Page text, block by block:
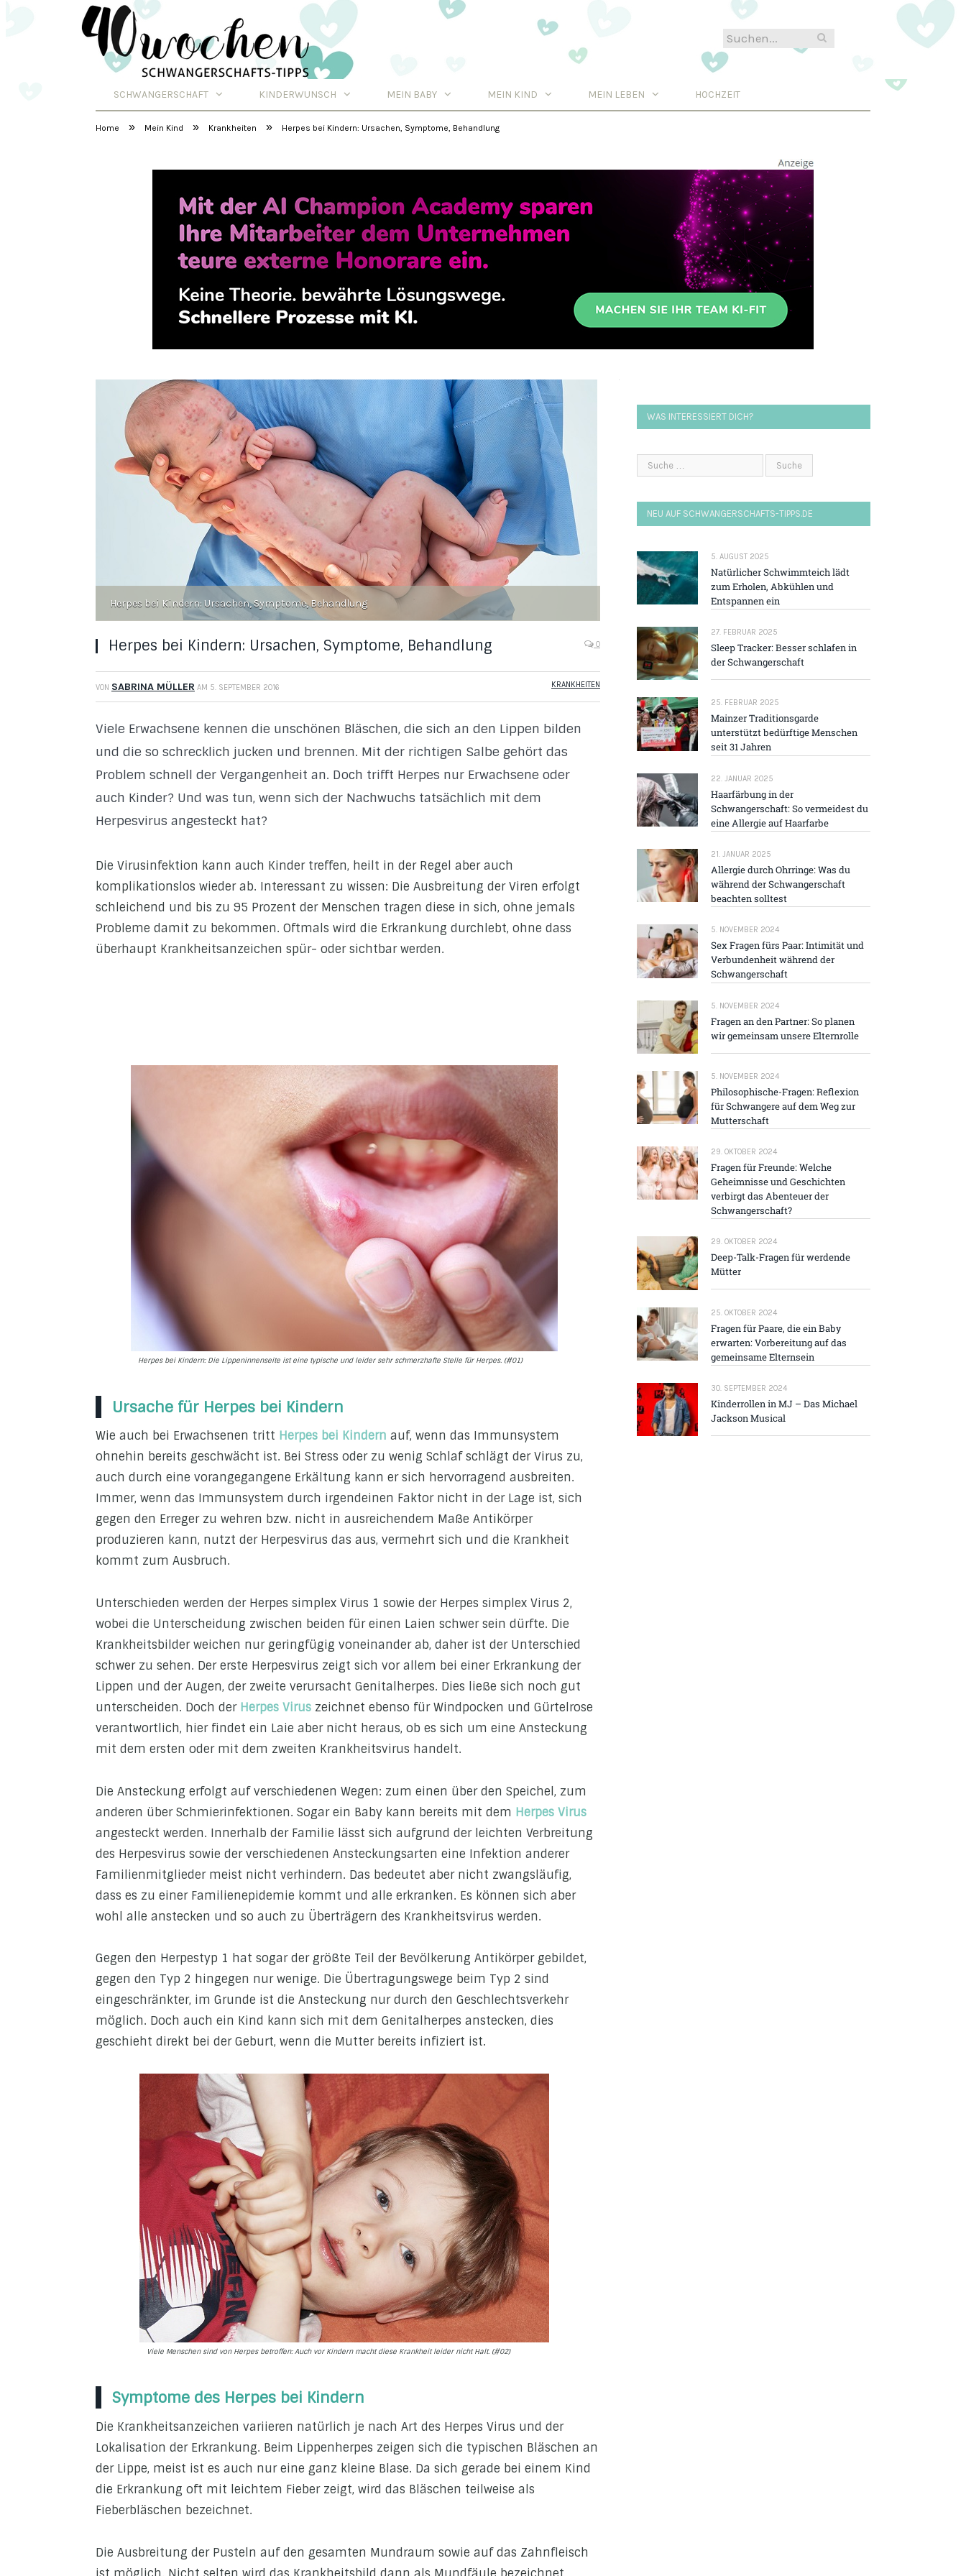
SchwangerschaftsTipps
SCHWANGERSCHAFT KINDERWUNSCH MEIN BABY MEIN KIND MEIN LEBEN HOCHZEIT
Home » Mein Kind » Krankheiten » Herpes bei Kindern: Ursachen, Symptome, Behandlung
Herpes bei Kindern: Ursachen, Symptome, Behandlung
Herpes bei Kindern: Ursachen, Symptome, Behandlung 0
VON SABRINA MÜLLER AM 5. SEPTEMBER 2016 KRANKHEITEN
Viele Erwachsene kennen die unschönen Bläschen, die sich an den Lippen bilden
und die so schrecklich jucken und brennen. Mit der richtigen Salbe gehört das
Problem schnell der Vergangenheit an. Doch trifft Herpes nur Erwachsene oder
auch Kinder? Und was tun, wenn sich der Nachwuchs tatsächlich mit dem
Herpesvirus angesteckt hat?
Die Virusinfektion kann auch Kinder treffen, heilt in der Regel aber auch
komplikationslos wieder ab. Interessant zu wissen: Die Ausbreitung der Viren erfolgt
schleichend und bis zu 95 Prozent der Menschen tragen diese in sich, ohne jemals
Probleme damit zu bekommen. Oftmals wird die Erkrankung durchlebt, ohne dass
überhaupt Krankheitsanzeichen spür- oder sichtbar werden.
Herpes bei Kindern: Die Lippeninnenseite ist eine typische und leider sehr schmerzhafte Stelle für Herpes. (#01)
Ursache für Herpes bei Kindern
Wie auch bei Erwachsenen tritt Herpes bei Kindern auf, wenn das Immunsystem
ohnehin bereits geschwächt ist. Bei Stress oder zu wenig Schlaf schlägt der Virus zu,
auch durch eine vorangegangene Erkältung kann er sich hervorragend ausbreiten.
Immer, wenn das Immunsystem durch irgendeinen Faktor nicht in der Lage ist, sich
gegen den Erreger zu wehren bzw. nicht in ausreichendem Maße Antikörper
produzieren kann, nutzt der Herpesvirus das aus, vermehrt sich und die Krankheit
kommt zum Ausbruch.
Unterschieden werden der Herpes simplex Virus 1 sowie der Herpes simplex Virus 2,
wobei die Unterscheidung zwischen beiden für einen Laien schwer sein dürfte. Die
Krankheitsbilder weichen nur geringfügig voneinander ab, daher ist der Unterschied
schwer zu sehen. Der erste Herpesvirus zeigt sich vor allem bei einer Erkrankung der
Lippen und der Augen, der zweite verursacht Genitalherpes. Dies ließe sich noch gut
unterscheiden. Doch der Herpes Virus zeichnet ebenso für Windpocken und Gürtelrose
verantwortlich, hier findet ein Laie aber nicht heraus, ob es sich um eine Ansteckung
mit dem ersten oder mit dem zweiten Krankheitsvirus handelt.
Die Ansteckung erfolgt auf verschiedenen Wegen: zum einen über den Speichel, zum
anderen über Schmierinfektionen. Sogar ein Baby kann bereits mit dem Herpes Virus
angesteckt werden. Innerhalb der Familie lässt sich aufgrund der leichten Verbreitung
des Herpesvirus sowie der verschiedenen Ansteckungsarten eine Infektion anderer
Familienmitglieder meist nicht verhindern. Das bedeutet aber nicht zwangsläufig,
dass es zu einer Familienepidemie kommt und alle erkranken. Es können sich aber
wohl alle anstecken und so auch zu Überträgern des Krankheitsvirus werden.
Gegen den Herpestyp 1 hat sogar der größte Teil der Bevölkerung Antikörper gebildet,
gegen den Typ 2 hingegen nur wenige. Die Übertragungswege beim Typ 2 sind
eingeschränkter, im Grunde ist die Ansteckung nur durch den Geschlechtsverkehr
möglich. Doch auch ein Kind kann sich mit dem Genitalherpes anstecken, dies
geschieht direkt bei der Geburt, wenn die Mutter bereits infiziert ist.
Viele Menschen sind von Herpes betroffen: Auch vor Kindern macht diese Krankheit leider nicht Halt. (#02)
Symptome des Herpes bei Kindern
Die Krankheitsanzeichen variieren natürlich je nach Art des Herpes Virus und der
Lokalisation der Erkrankung. Beim Lippenherpes zeigen sich die typischen Bläschen an
der Lippe, meist ist es auch nur eine ganz kleine Blase. Da sich gerade bei einem Kind
die Erkrankung oft mit leichtem Fieber zeigt, wird das Bläschen teilweise als
Fieberbläschen bezeichnet.
Die Ausbreitung der Pusteln auf den gesamten Mundraum sowie auf das Zahnfleisch
WAS INTERESSIERT DICH?
NEU AUF SCHWANGERSCHAFTS-TIPPS.DE
5. AUGUST 2025
Natürlicher Schwimmteich lädt
zum Erholen, Abkühlen und
Entspannen ein
27. FEBRUAR 2025
Sleep Tracker: Besser schlafen in
der Schwangerschaft
25. FEBRUAR 2025
Mainzer Traditions­garde
unterstützt bedürftige Menschen
seit 31 Jahren
22. JANUAR 2025
Haarfärbung in der
Schwangerschaft: So vermeidest du
eine Allergie auf Haarfarbe
21. JANUAR 2025
Allergie durch Ohrringe: Was du
während der Schwangerschaft
beachten solltest
5. NOVEMBER 2024
Sex Fragen fürs Paar: Intimität und
Verbundenheit während der
Schwangerschaft
5. NOVEMBER 2024
Fragen an den Partner: So planen
wir gemeinsam unsere Elternrolle
5. NOVEMBER 2024
Philosophische-Fragen: Reflexion
für Schwangere auf dem Weg zur
Mutterschaft
29. OKTOBER 2024
Fragen für Freunde: Welche
Geheimnisse und Geschichten
verbirgt das Abenteuer der
Schwangerschaft?
29. OKTOBER 2024
Deep-Talk-Fragen für werdende
Mütter
25. OKTOBER 2024
Fragen für Paare, die ein Baby
erwarten: Vorbereitung auf das
gemeinsame Elternsein
30. SEPTEMBER 2024
Kinderrollen in MJ – Das Michael
Jackson Musical